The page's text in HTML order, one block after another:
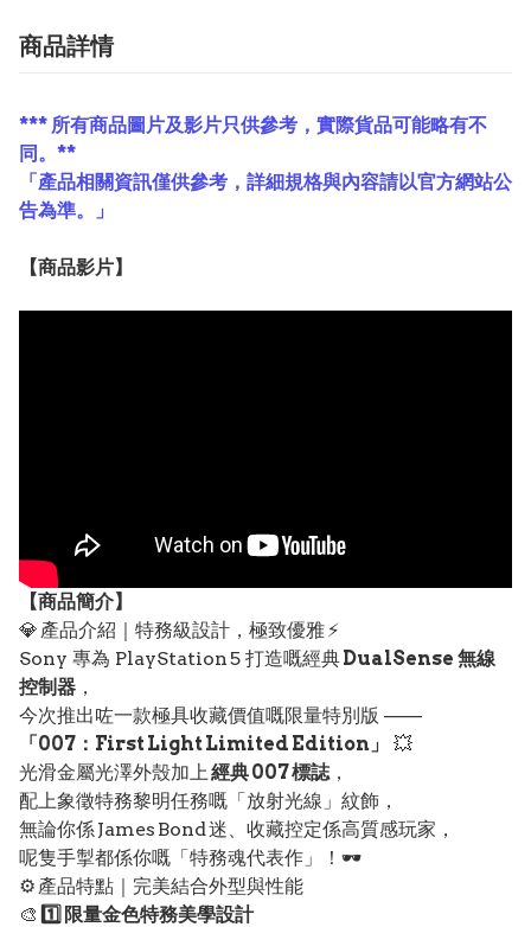
商品詳情
*** 所有商品圖片及影片只供參考，實際貨品可能略有不
同。**
「產品相關資訊僅供參考，詳細規格與內容請以官方網站公
告為準。」
【商品影片】
【商品簡介】
💎 產品介紹｜特務級設計，極致優雅 ⚡
Sony 專為 PlayStation 5 打造嘅經典DualSense 無線
控制器 ，
今次推出咗一款極具收藏價值嘅限量特別版 ——
「007：First Light Limited Edition」
💥
光滑金屬光澤外殼加上經典 007 標誌，
配上象徵特務黎明任務嘅「放射光線」紋飾，
無論你係 James Bond 迷、收藏控定係高質感玩家，
呢隻手掣都係你嘅「特務魂代表作」！🕶️
⚙️ 產品特點｜完美結合外型與性能
🎨 1️⃣ 限量金色特務美學設計